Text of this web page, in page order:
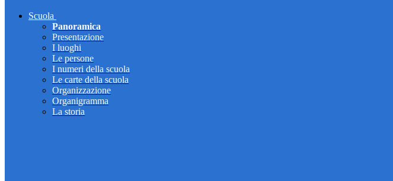
Scuola
Panoramica
Presentazione
I luoghi
Le persone
I numeri della scuola
Le carte della scuola
Organizzazione
Organigramma
La storia